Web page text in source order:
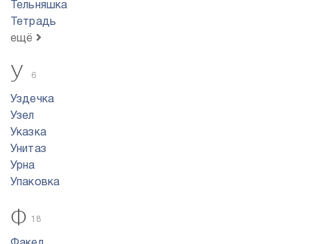
Тельняшка
Тетрадь
ещё
У 6
Уздечка
Узел
Указка
Унитаз
Урна
Упаковка
Ф 18